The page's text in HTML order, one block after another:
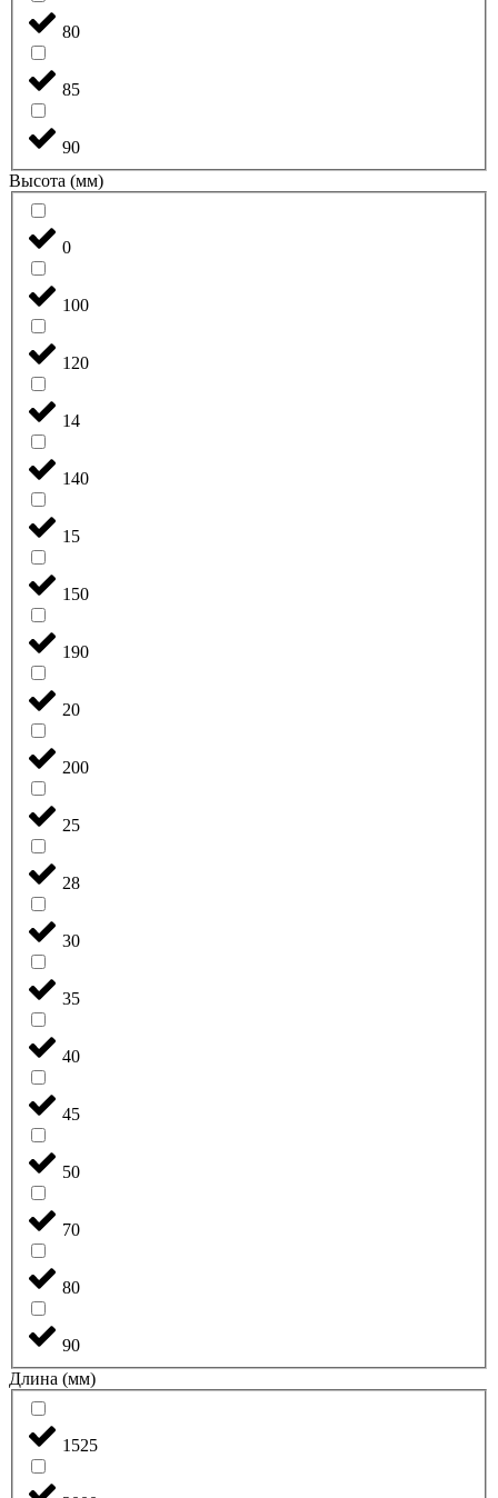
80
85
90
Высота (мм)
0
100
120
14
140
15
150
190
20
200
25
28
30
35
40
45
50
70
80
90
Длина (мм)
1525